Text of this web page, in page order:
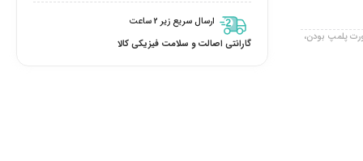
پلمپ بودن،
ارسال سریع زیر 2 ساعت
گارانتی اصالت و سلامت فیزیکی کالا